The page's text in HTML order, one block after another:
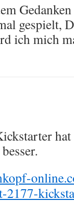
Gedanken
gespielt,
ich mich
2177-